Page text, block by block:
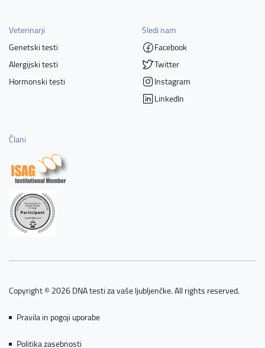
Veterinarji
Genetski testi
Alergijski testi
Hormonski testi
Sledi nam
Facebook
Twitter
Instagram
LinkedIn
Člani
Copyright © 2026 DNA testi za vaše ljubljenčke. All rights reserved.
Pravila in pogoji uporabe
Politika zasebnosti